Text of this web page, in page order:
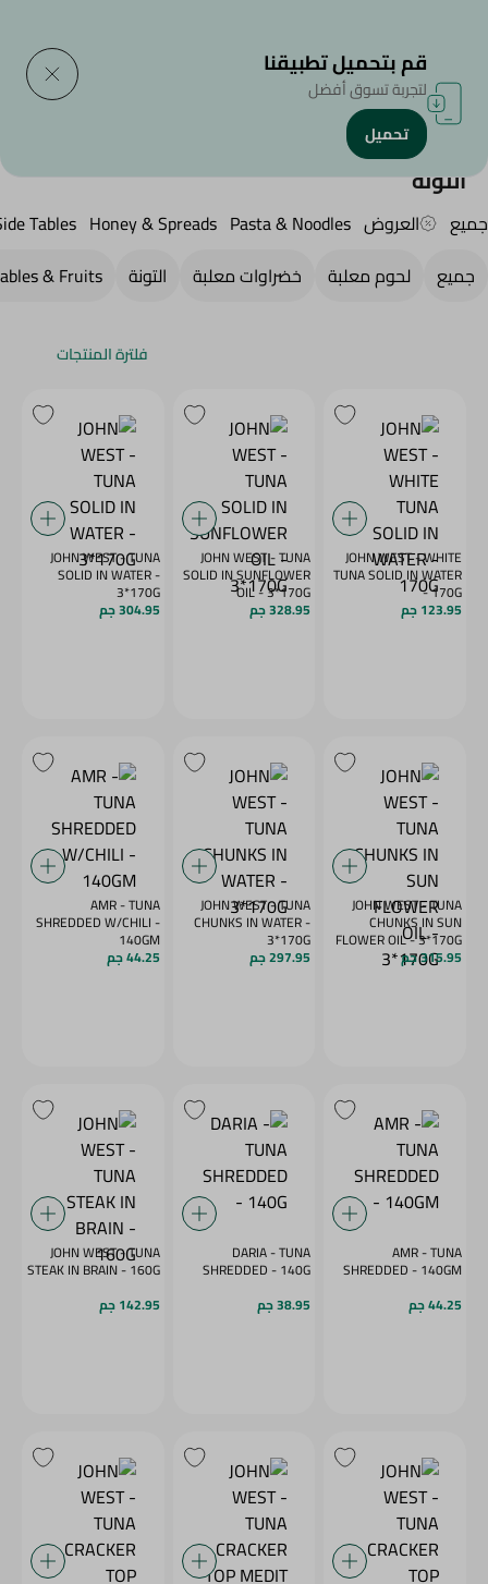
الرئيسية /منتجات البقالة
التونة
جميع العروض Pasta & Noodles
Honey & Spreads
Tables
جميع
لحوم معلبة خضراوات معلبة التونة & Fruits
فلترة المنتجات
JOHN WEST - WHITE
TUNA SOLID IN WATER
- 170G
123.95 جم
JOHN WEST - TUNA
SOLID IN SUNFLOWER
OIL - 3*170G
328.95 جم
JOHN WEST - TUNA
SOLID IN WATER -
3*170G
304.95 جم
JOHN WEST - TUNA
CHUNKS IN SUN
FLOWER OIL - 3*170G
315.95 جم
JOHN WEST - TUNA
CHUNKS IN WATER -
3*170G
297.95 جم
AMR - TUNA
SHREDDED W/CHILI -
140GM
44.25 جم
AMR - TUNA
SHREDDED - 140GM
44.25 جم
DARIA - TUNA
SHREDDED - 140G
38.95 جم
JOHN WEST - TUNA
STEAK IN BRAIN - 160G
142.95 جم
قم بتحميل تطبيقنا
لتجربة تسوق أفضل
تحميل